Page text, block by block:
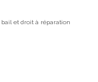
et droit à réparation